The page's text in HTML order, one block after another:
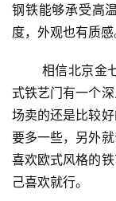
铸
铝
门
套
安
装
安
登录
钢铁能够承受高
度，外观也有质感
式铁艺门有一个
场卖的还是比较
要多一些，另外
喜欢欧式风格的
己喜欢就行。